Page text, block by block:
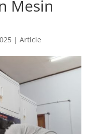
Mesin
| Article